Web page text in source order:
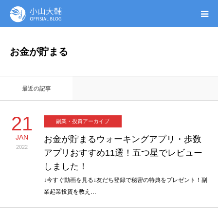
お金が貯まる
最近の記事
21
JAN
2022
副業・投資アーカイブ
お金が貯まるウォーキングアプリ・歩数
アプリおすすめ11選！五つ星でレビュー
しました！
↓今すぐ動画を見る↓ 友だち登録で秘密の特典をプレゼント！副
業起業投資を教え…
無料ガイドブック
オンシク本
プロフィール